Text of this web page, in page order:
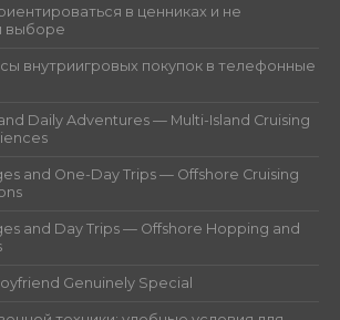
в ценниках и не
выборе
внутриигровых покупок в телефонные
Daily Adventures — Multi-Island Cruising
and One-Day Trips — Offshore Cruising
and Day Trips — Offshore Hopping and
Genuinely Special